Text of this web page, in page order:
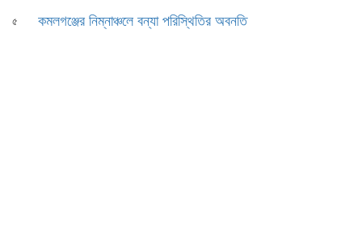
৫ কমলগঞ্জের নিম্নাঞ্চলে বন্যা পরিস্থিতির অবনতি